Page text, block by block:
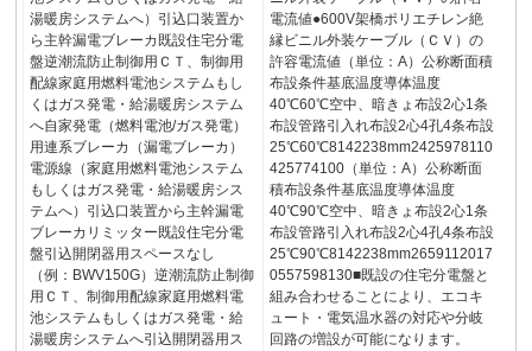
湯暖房システムへ）引込口装置か
ら主幹漏電ブレーカ既設住宅分電
盤逆潮流防止制御用ＣＴ、制御用
配線家庭用燃料電池システムもし
くはガス発電・給湯暖房システム
へ自家発電（燃料電池/ガス発電）
用連系ブレーカ（漏電ブレーカ）
電源線（家庭用燃料電池システム
もしくはガス発電・給湯暖房シス
テムへ）引込口装置から主幹漏電
ブレーカリミッター既設住宅分電
盤引込開閉器用スペースなし
（例：BWV150G）逆潮流防止制御
用ＣＴ、制御用配線家庭用燃料電
池システムもしくはガス発電・給
湯暖房システムへ引込開閉器用ス
電流値●600V架橋ポリエチレン絶
縁ビニル外装ケーブル（ＣＶ）の
許容電流値（単位：A）公称断面積
布設条件基底温度導体温度
40℃60℃空中、暗きょ布設2心1条
布設管路引入れ布設2心4孔4条布設
25℃60℃8142238mm2425978110
425774100（単位：A）公称断面
積布設条件基底温度導体温度
40℃90℃空中、暗きょ布設2心1条
布設管路引入れ布設2心4孔4条布設
25℃90℃8142238mm2659112017
0557598130■既設の住宅分電盤と
組み合わせることにより、エコキ
ュート・電気温水器の対応や分岐
回路の増設が可能になります。